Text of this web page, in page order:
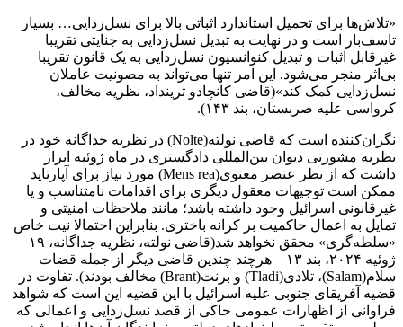
«تلاش‌ها برای تحمیل استاندارد اثباتی بالا برای نسل‌زدایی… بسیار
تاسف‌بار است و در نهایت به تبدیل نسل‌زدایی به جنایتی تقریبا
غیرقابل اثبات و تبدیل کنوانسیون نسل‌زدایی به یک قانون تقریبا
بی‌اثر منجر می‌شود. این امر تنها می‌تواند به مصونیت عاملان
نسل‌زدایی کمک کند»(قاضی کانچادو ترینداد، نظریه مخالف،
کرواسی علیه صربستان، بند ۱۴۳).
نگران‌کننده است که قاضی نولته(Nolte) در نظریه جداگانه خود در
نظریه مشورتی دیوان بین‌المللی دادگستری در ماه ژوئیه ابراز
داشت که از نظر عنصر معنوی(Mens rea) مورد نیاز برای آپارتاید
ممکن است توجیهات معقول دیگری برای اقدامات نامتناسب و یا
غیرقانونی اسرائیل وجود داشته باشد؛ مانند ملاحظات امنیتی و
تمایل به اعمال حاکمیت بر کرانه باختری. بنابراین احتمالا نیت خاص
«سلطه‌گری» محقق نخواهد شد(قاضی نولته، نظریه جداگانه، ۱۹
ژوئیه ۲۰۲۴، بند ۱۳ – هرچند چندین قاضی دیگر از جمله قضات
سلام(Salam)، تلادی(Tladi) و برنت(Brant) مخالف بودند). تفاوت در
قضیه آفریقای جنوبی علیه اسرائیل با این قضیه این است که شواهد
فراوانی از اظهارات عمومی حاکی از قصد نسل‌زدایی و اعمالی که